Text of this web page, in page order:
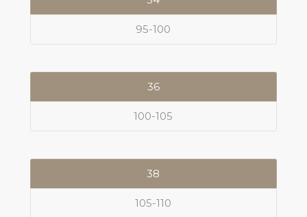
95-100
36
100-105
38
105-110